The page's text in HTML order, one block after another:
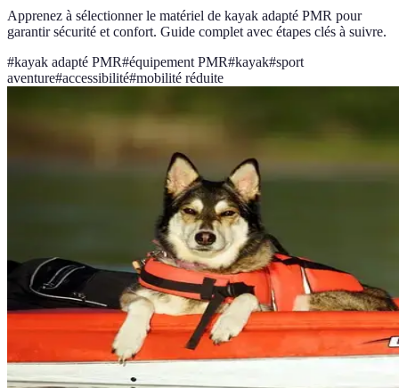
Apprenez à sélectionner le matériel de kayak adapté PMR pour
garantir sécurité et confort. Guide complet avec étapes clés à suivre.
#kayak adapté PMR#équipement PMR#kayak#sport
aventure#accessibilité#mobilité réduite